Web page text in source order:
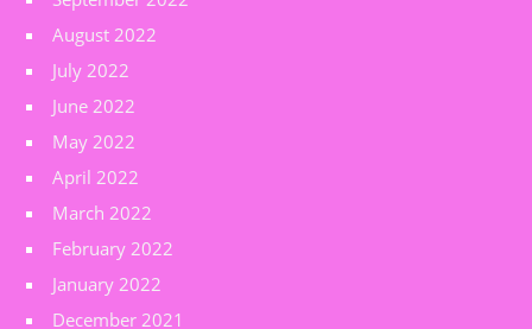
August 2022
July 2022
June 2022
May 2022
April 2022
March 2022
February 2022
January 2022
December 2021